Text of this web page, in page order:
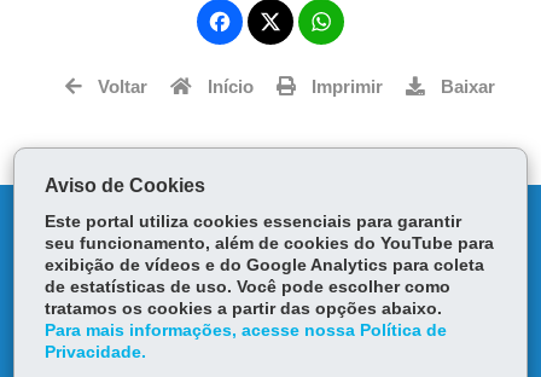
Fa
ce
bo
itt
ts
Voltar Início Imprimir Baixar
DENUNCIE CORRUPÇÃO
OUVIDORIA
TRANSPARÊNCIA INSTITUCIONAL
Aviso de Cookies
Este portal utiliza cookies essenciais para garantir
seu funcionamento, além de cookies do YouTube para
exibição de vídeos e do Google Analytics para coleta
de estatísticas de uso. Você pode escolher como
tratamos os cookies a partir das opções abaixo.
Para mais informações, acesse nossa Política de
Privacidade.